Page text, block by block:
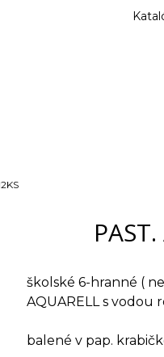
školské 6-hranné (
AQUARELL s
balené v pap.